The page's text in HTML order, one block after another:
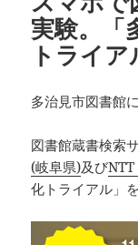
実験。「
トライ
多治見市図書館
図書館蔵書検索
(岐阜県)及びNTT
化トライアル」